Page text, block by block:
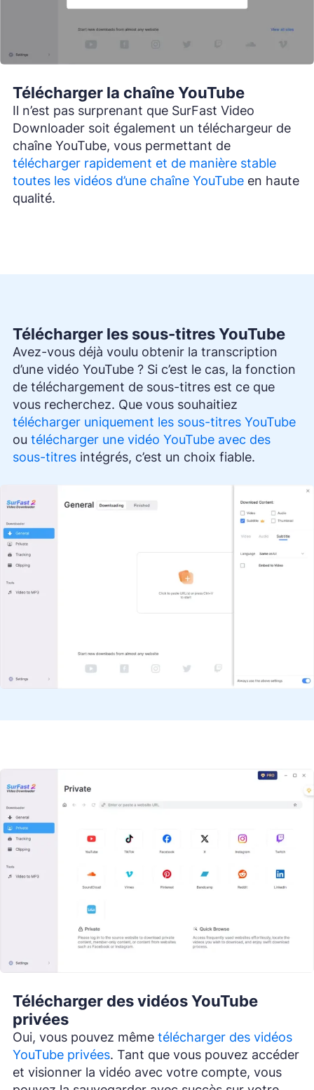
Télécharger la chaîne YouTube
Il n’est pas surprenant que SurFast Video
Downloader soit également un téléchargeur de
chaîne YouTube, vous permettant de
télécharger rapidement et de manière stable
toutes les vidéos d’une chaîne YouTube en haute
qualité.
Télécharger les sous-titres YouTube
Avez-vous déjà voulu obtenir la transcription
d’une vidéo YouTube ? Si c’est le cas, la fonction
de téléchargement de sous-titres est ce que
vous recherchez. Que vous souhaitiez
télécharger uniquement les sous-titres YouTube
ou télécharger une vidéo YouTube avec des
sous-titres intégrés, c’est un choix fiable.
Télécharger des vidéos YouTube
privées
Oui, vous pouvez même télécharger des vidéos
YouTube privées. Tant que vous pouvez accéder
et visionner la vidéo avec votre compte, vous